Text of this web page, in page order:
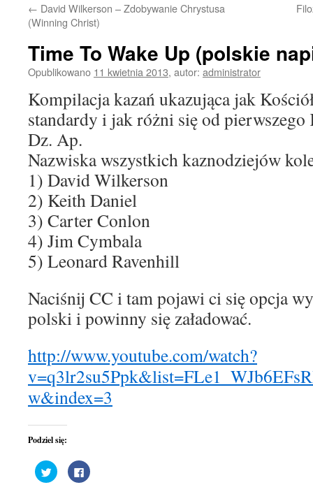
treści
← David Wilkerson – Zdobywanie Chrystusa
(Winning Christ)
Time To Wake Up (polskie
Opublikowano 11 kwietnia 2013, autor: administrator
Kompilacja kazań ukazująca jak
standardy i jak różni się od pierwszego
Dz. Ap.
Nazwiska wszystkich kaznodziejów
1) David Wilkerson
2) Keith Daniel
3) Carter Conlon
4) Jim Cymbala
5) Leonard Ravenhill
Naciśnij CC i tam pojawi ci się opcja
polski i powinny się załadować.
http://www.youtube.com/watch?
w&index=3
Podziel się:
Udostępnij
na
Twitterze(Otwiera
Kliknij,
aby